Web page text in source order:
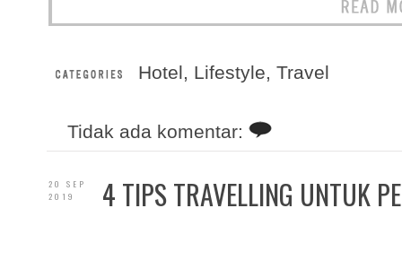
Hotel, Lifestyle, Travel
Tidak ada komentar:
20 SEP
2019
4 TIPS TRAVELLING UNTUK